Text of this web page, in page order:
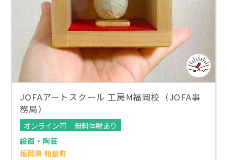
JOFAアートスクール 工房M福岡校（JOFA事
務局）
オンライン可
無料体験あり
絵画・陶芸
福岡県 粕屋町